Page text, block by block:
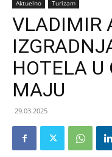
Aktuelno Turizam
VLADIMIR
HOTELA U
MAJU
29.03.2025